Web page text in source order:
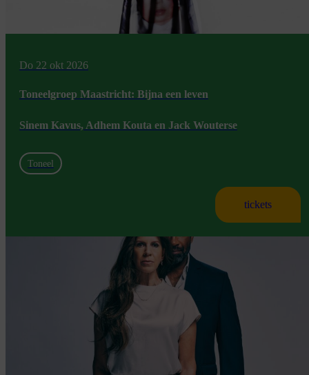
Do 22 okt 2026
Toneelgroep Maastricht: Bijna een leven
Sinem Kavus, Adhem Kouta en Jack Wouterse
Toneel
tickets